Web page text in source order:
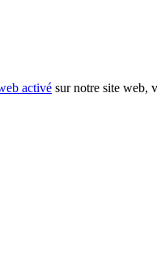
activé sur notre site web,